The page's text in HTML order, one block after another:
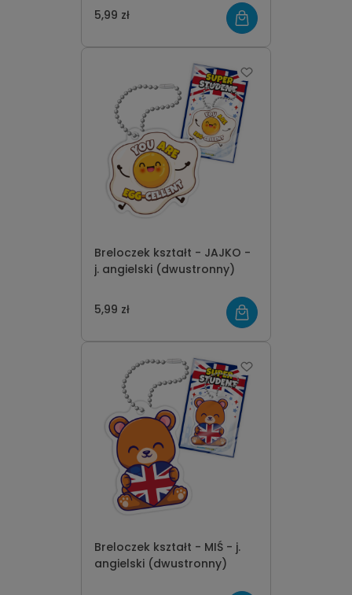
5,99 zł
Breloczek kształt - JAJKO -
j. angielski (dwustronny)
5,99 zł
Breloczek kształt - MIŚ - j.
angielski (dwustronny)